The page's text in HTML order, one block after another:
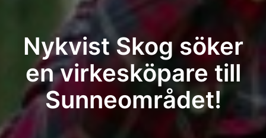
Nykvist Skog söker
en virkesköpare till
Sunneområdet!